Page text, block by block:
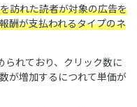
訪れた読者が対象の広告を
酬が支払われるタイプのネ
れており、クリック数に
が増加するにつれて単価が